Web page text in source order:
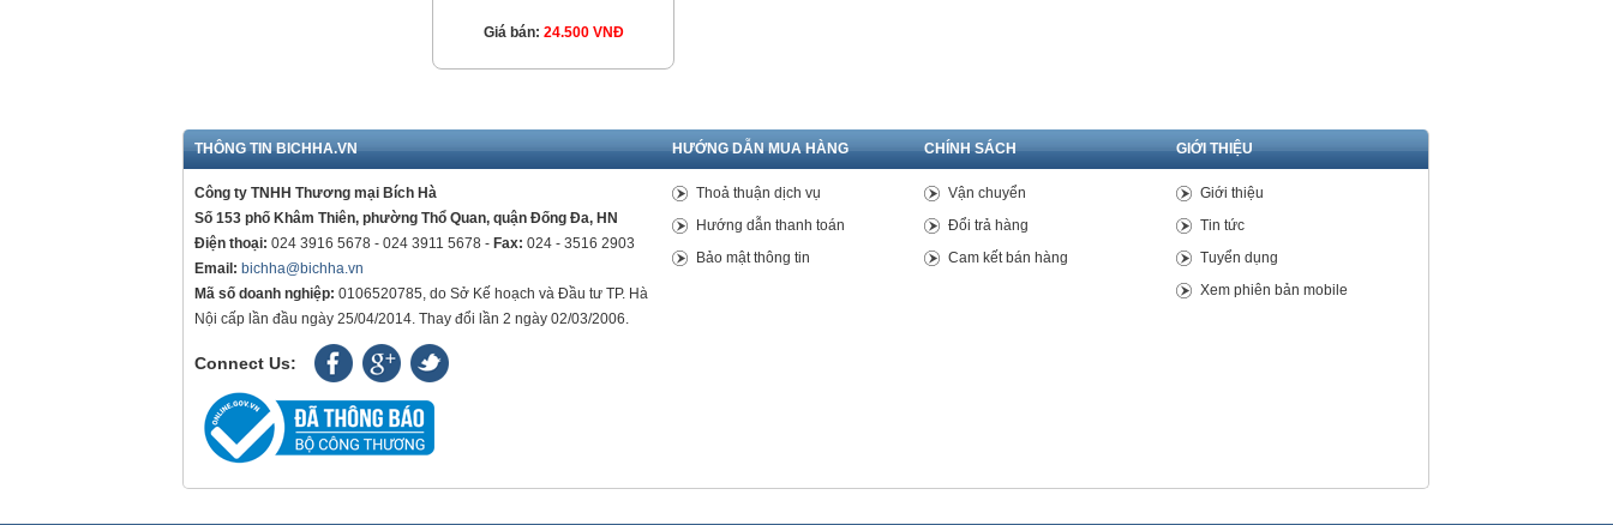
Giá bán: 24.500 VNĐ
THÔNG TIN BICHHA.VN
Công ty TNHH Thương mại Bích Hà
Số 153 phố Khâm Thiên, phường Thổ Quan, quận Đống Đa, HN
Điện thoại: 024 3916 5678 - 024 3911 5678 - Fax: 024 - 3516 2903
Email: bichha@bichha.vn
Mã số doanh nghiệp: 0106520785, do Sở Kế hoạch và Đầu tư TP. Hà
Nội cấp lần đầu ngày 25/04/2014. Thay đổi lần 2 ngày 02/03/2006.
HƯỚNG DẪN MUA HÀNG
Thoả thuận dịch vụ
Hướng dẫn thanh toán
Bảo mật thông tin
CHÍNH SÁCH
Vận chuyển
Đổi trả hàng
Cam kết bán hàng
GIỚI THIỆU
Giới thiệu
Tin tức
Tuyển dụng
Xem phiên bản mobile
Connect Us: